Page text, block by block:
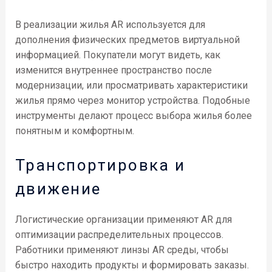
В реализации жилья AR используется для
дополнения физических предметов виртуальной
информацией. Покупатели могут видеть, как
изменится внутреннее пространство после
модернизации, или просматривать характеристики
жилья прямо через монитор устройства. Подобные
инструменты делают процесс выбора жилья более
понятным и комфортным.
Транспортировка и
движение
Логистические организации применяют AR для
оптимизации распределительных процессов.
Работники применяют линзы AR среды, чтобы
быстро находить продукты и формировать заказы.